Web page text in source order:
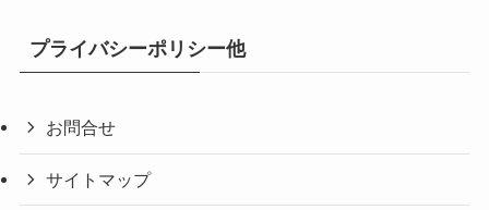
プライバシーポリシー他
お問合せ
サイトマップ